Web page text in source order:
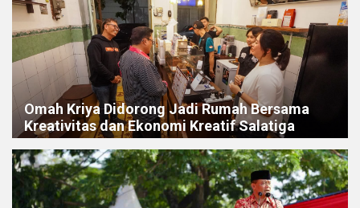
Omah Kriya Didorong Jadi Rumah Bersama
Kreativitas dan Ekonomi Kreatif Salatiga